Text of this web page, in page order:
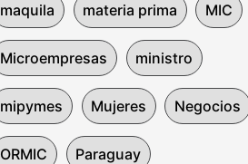
maquila materia prima MIC
Microempresas ministro
mipymes Mujeres Negocios
ORMIC Paraguay